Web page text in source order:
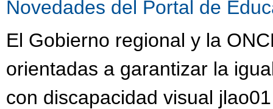
Novedades del Portal de
El Gobierno regional y la
orientadas a garantizar la
con discapacidad visual